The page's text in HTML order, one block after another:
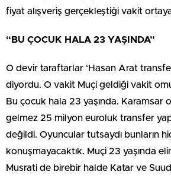
fiyat alışveriş gerçekleştiği vakit
“BU ÇOCUK HALA 23 YAŞINDA”
O devir taraftarlar ‘Hasan Arat
diyordu. O vakit Muçi geldiği vakit
Bu çocuk hala 23 yaşında. Karamsar
gelmez 25 milyon euroluk transfer
değildi. Oyuncular tutsaydı bunların
konuşmayacaktık. Muçi 23 yaşında
Musrati de birebir halde Katar ve